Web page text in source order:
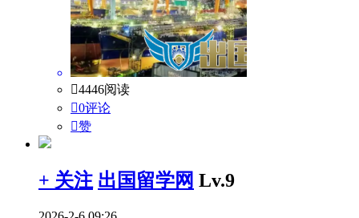
4446阅读
0评论
赞
+ 关注 出国留学网 Lv.9